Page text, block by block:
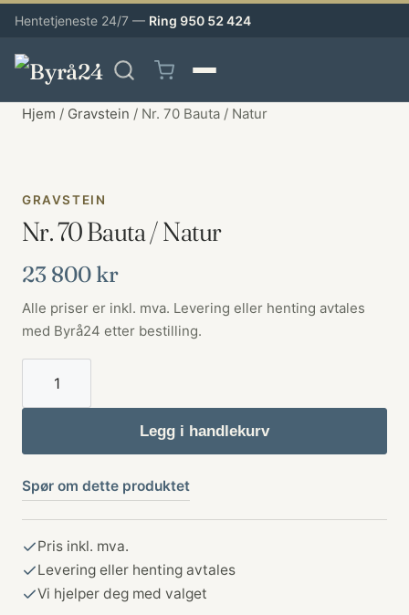
Hentetjeneste 24/7 — Ring 950 52 424
Hjem / Gravstein / Nr. 70 Bauta / Natur
GRAVSTEIN
Nr. 70 Bauta / Natur
23 800 kr
Alle priser er inkl. mva. Levering eller henting avtales
med Byrå24 etter bestilling.
/
Natur
Legg i handlekurv
Spør om dette produktet
Pris inkl. mva.
Levering eller henting avtales
Vi hjelper deg med valget